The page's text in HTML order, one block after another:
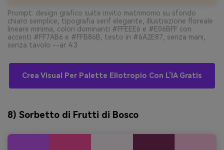
Prompt: design grafico suite invito matrimonio su sfondo
chiaro semplice, tipografia serif elegante, illustrazione floreale
lineare minima, colori dominanti #FFEEE6 e #E06BFF con
accenti #FF7AB6 e #FFB86B, testo in #6A2E87, senza mani,
senza tavolo --ar 4:3
Crea Visual Per Palette Eliotropio Con L’IA Gratis
8) Sorbetto di Frutti di Bosco